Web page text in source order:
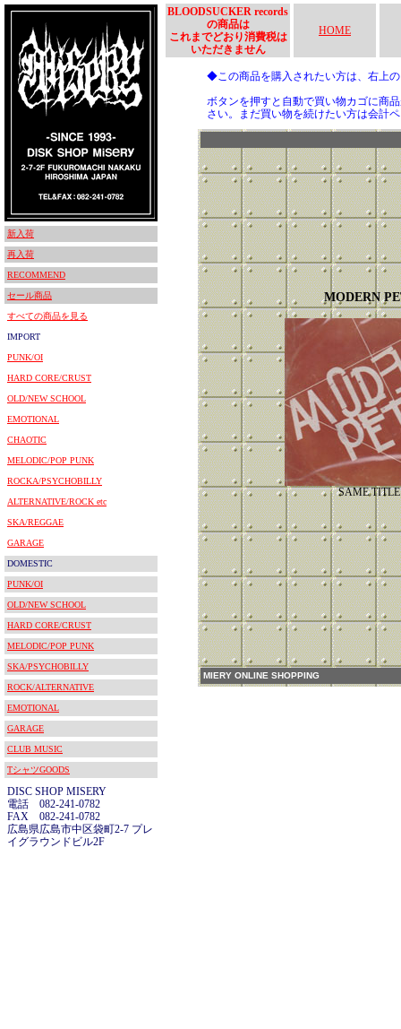
新入荷
再入荷
RECOMMEND
セール商品
すべての商品を見る
IMPORT
PUNK/OI
HARD CORE/CRUST
OLD/NEW SCHOOL
EMOTIONAL
CHAOTIC
MELODIC/POP PUNK
ROCKA/PSYCHOBILLY
ALTERNATIVE/ROCK etc
SKA/REGGAE
GARAGE
DOMESTIC
PUNK/OI
OLD/NEW SCHOOL
HARD CORE/CRUST
MELODIC/POP PUNK
SKA/PSYCHOBILLY
ROCK/ALTERNATIVE
EMOTIONAL
GARAGE
CLUB MUSIC
TシャツGOODS
DISC SHOP MISERY
電話 082-241-0782
FAX 082-241-0782
広島県広島市中区袋町2-7 プレ
イグラウンドビル2F
BLOODSUCKER records
の商品は
これまでどおり消費税は
いただきません
HOME
◆この商品を購入されたい方は、右上
ボタンを押すと自動で買い物カゴに商
さい。まだ買い物を続けたい方は会計
MODERN
SAME TITLE
MIERY ONLINE SHOPPING